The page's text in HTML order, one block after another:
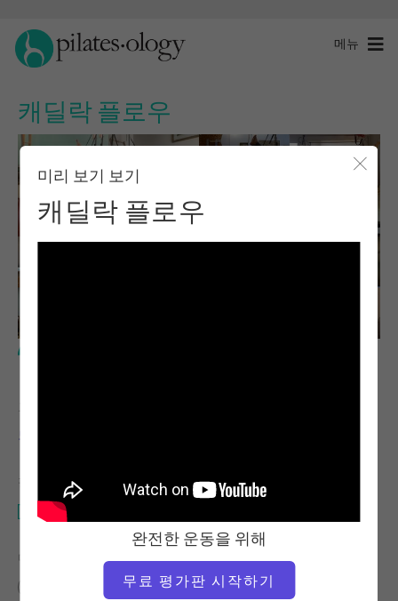
메뉴
캐딜락 플로우
모달
미리 보기 보기
캐딜락 플로우
완전한 운동을 위해
무료 평가판 시작하기
도로시 반데발레
필요한 장비
캐딜락
다음에 대한 유사한 클래스 찾기
50 - 60분 캐딜락